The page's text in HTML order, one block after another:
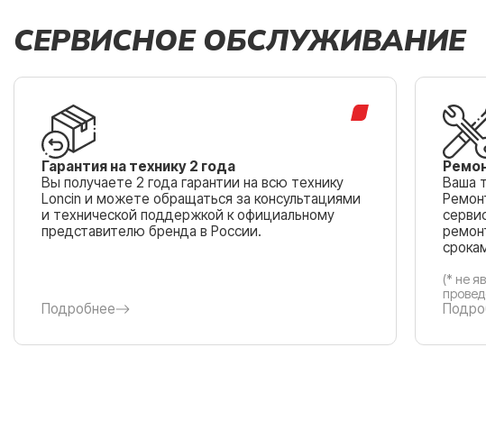
СЕРВИСНОЕ ОБСЛУЖИВАНИЕ
Гарантия на технику 2 года
Вы получаете 2 года гарантии на всю технику
Loncin и можете обращаться за консультациями
и технической поддержкой к официальному
представителю бренда в России.
Подробнее
Ваша
(* не